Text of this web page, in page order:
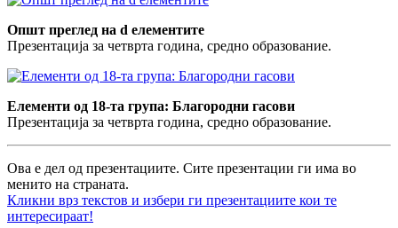
Општ преглед на d елементите
Презентација за четврта година, средно образование.
Елементи од 18-та група: Благородни гасови
Презентација за четврта година, средно образование.
Ова е дел од презентациите. Сите презентации ги има во
менито на страната.
Кликни врз текстов и избери ги презентациите кои те
интересираат!